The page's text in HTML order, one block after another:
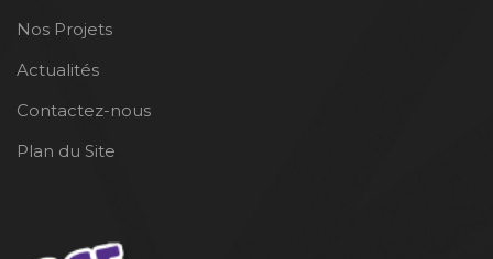
Nos Projets
Actualités
Contactez-nous
Plan du Site